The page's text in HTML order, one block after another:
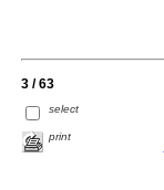
3 / 63
select
print